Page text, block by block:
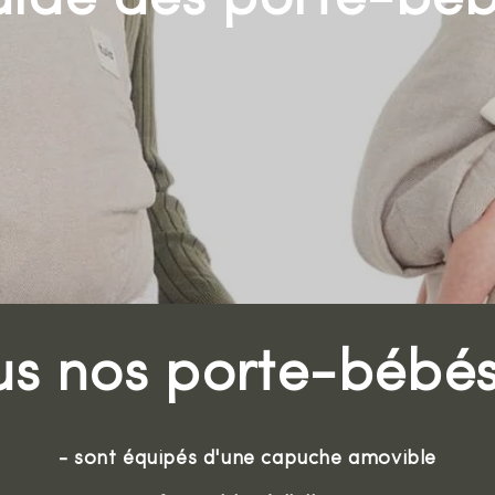
nos porte-
- sont équipés d'une capuche amovible